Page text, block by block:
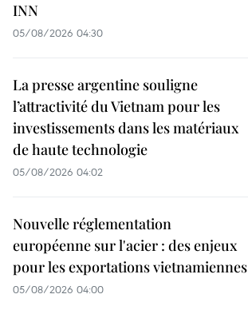
INN
05/08/2026 04:30
La presse argentine souligne
l’attractivité du Vietnam pour les
investissements dans les matériaux
de haute technologie
05/08/2026 04:02
Nouvelle réglementation
européenne sur l'acier : des enjeux
pour les exportations vietnamiennes
05/08/2026 04:00